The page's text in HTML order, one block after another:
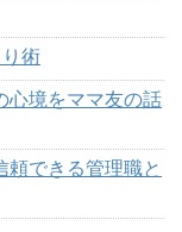
術
心境をママ友の話
できる管理職と